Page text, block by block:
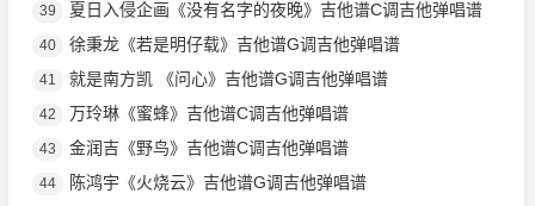
39 夏日入侵企画《没有名字的夜晚》吉他谱C调吉他弹唱谱
40 徐秉龙《若是明仔载》吉他谱G调吉他弹唱谱
41 就是南方凯 《问心》吉他谱G调吉他弹唱谱
42 万玲琳《蜜蜂》吉他谱C调吉他弹唱谱
43 金润吉《野鸟》吉他谱C调吉他弹唱谱
44 陈鸿宇《火烧云》吉他谱G调吉他弹唱谱